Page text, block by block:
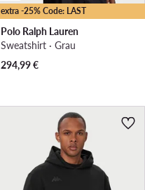
extra -25% Code: LAST
Polo Ralph Lauren
Sweatshirt · Grau
294,99€